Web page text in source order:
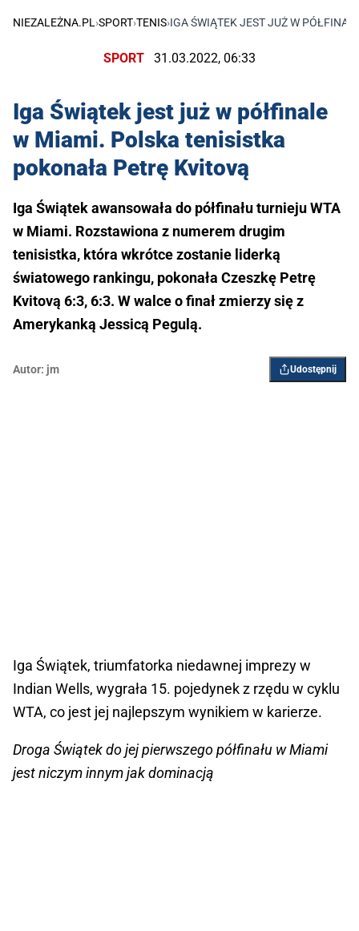
NIEZALEŻNA.PL ›SPORT›TENIS›IGA ŚWIĄTEK JEST JUŻ W
SPORT 31.03.2022, 06:33
Iga Świątek jest już w półfinale
w Miami. Polska tenisistka
pokonała Petrę Kvitovą
Iga Świątek awansowała do półfinału turnieju WTA
w Miami. Rozstawiona z numerem drugim
tenisistka, która wkrótce zostanie liderką
światowego rankingu, pokonała Czeszkę Petrę
Kvitovą 6:3, 6:3. W walce o finał zmierzy się z
Amerykanką Jessicą Pegulą.
Autor: jm Udostępnij
Iga Świątek, triumfatorka niedawnej imprezy w
Indian Wells, wygrała 15. pojedynek z rzędu w cyklu
WTA, co jest jej najlepszym wynikiem w karierze.
Droga Świątek do jej pierwszego półfinału w Miami
jest niczym innym jak dominacją